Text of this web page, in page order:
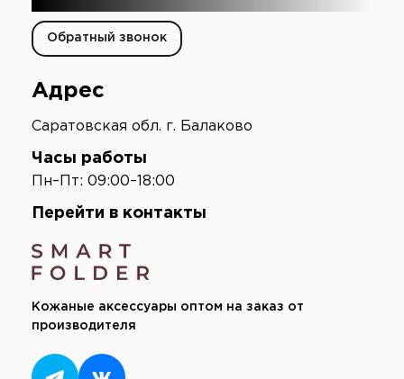
Кожаные аксессуары оптом на заказ от
производителя
Обратный звонок
Адрес
Саратовская обл. г. Балаково
Часы работы
Пн–Пт: 09:00–18:00
Перейти в контакты